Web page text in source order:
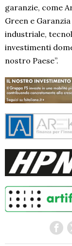
garanzie, come
Green e
industriale,
investimenti
nostro Paese”.